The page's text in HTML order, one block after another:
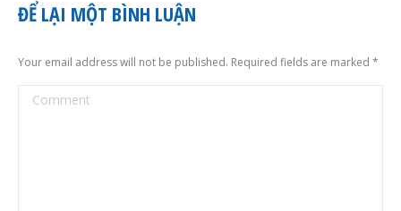
ĐỂ LẠI MỘT BÌNH LUẬN
Your email address will not be published. Required fields are marked *
Comment